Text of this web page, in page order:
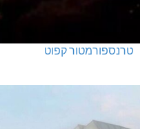
טרנספורמטור קפוט